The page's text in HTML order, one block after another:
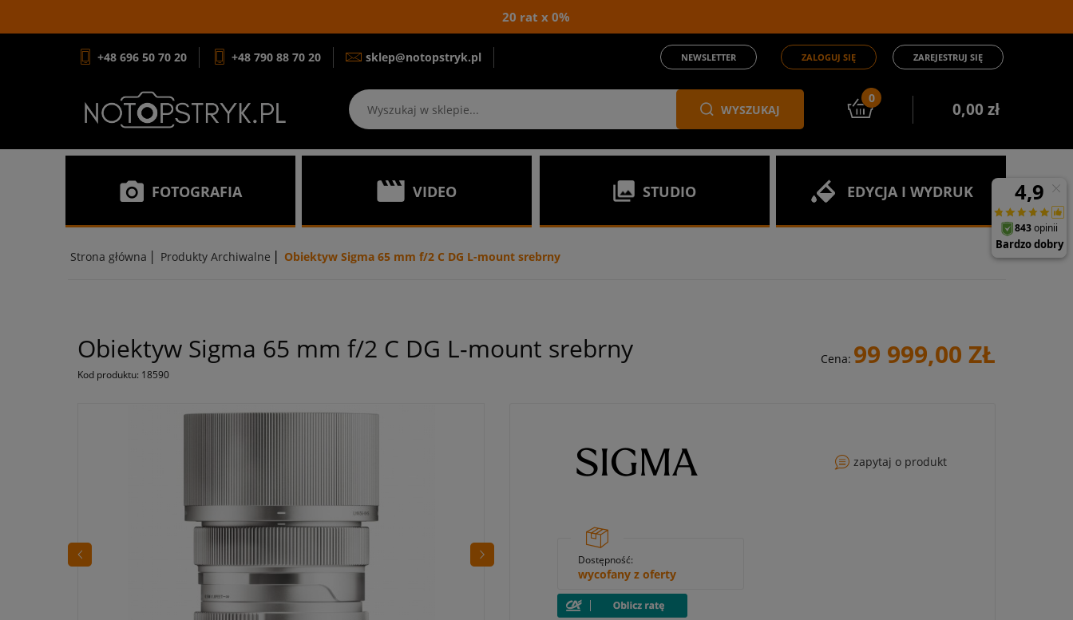
20 rat x 0%
+48 696 50 70 20 +48 790 88 70 20 sklep@notopstryk.pl NEWSLETTER ZALOGUJ SIĘ ZAREJESTRUJ SIĘ
WYSZUKAJ
0
0,00 zł
FOTOGRAFIA VIDEO STUDIO EDYCJA I WYDRUK
Strona główna | Produkty Archiwalne | Obiektyw Sigma 65 mm f/2 C DG L-mount srebrny
Obiektyw Sigma 65 mm f/2 C DG L-mount srebrny
Kod produktu: 18590
Cena: 99 999,00 ZŁ
zapytaj o produkt
Dostępność:
wycofany z oferty